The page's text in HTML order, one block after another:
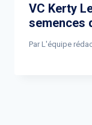
VC Kerty
semences
Par L'équipe